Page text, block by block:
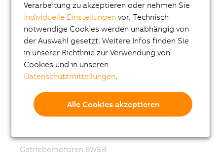
ACOPOSmulti
ACOPOSremote
ACOPOSmotor
Frequenzumrichter (VFD)
Synchronmotoren 8LS-4
Synchronmotoren 8MS-4
ACOPOSmotor Compact
Getriebemotoren 8WSB
Verarbeitung zu akzeptieren oder nehmen Sie
individuelle Einstellungen vor. Technisch
notwendige Cookies werden unabhängig von
der Auswahl gesetzt. Weitere Infos finden Sie
in unserer Richtlinie zur Verwendung von
Cookies und in unseren
Datenschutzmitteilungen.
Alle Cookies akzeptieren